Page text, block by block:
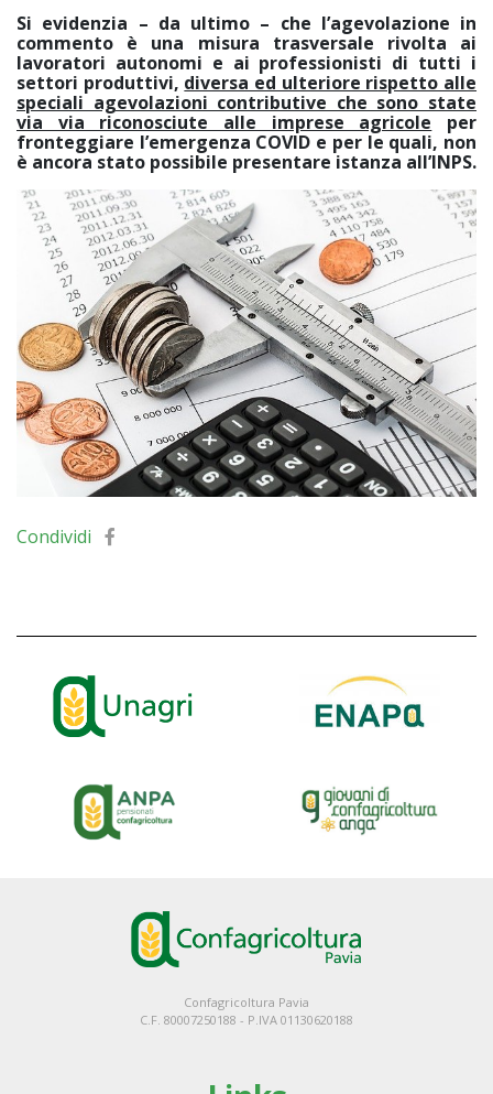
Si evidenzia – da ultimo – che l’agevolazione in
commento è una misura trasversale rivolta ai
lavoratori autonomi e ai professionisti di tutti i
settori produttivi, diversa ed ulteriore rispetto alle
speciali agevolazioni contributive che sono state
via via riconosciute alle imprese agricole per
fronteggiare l’emergenza COVID e per le quali, non
è ancora stato possibile presentare istanza all’INPS.
Condividi
Confagricoltura Pavia
C.F. 80007250188 - P.IVA 01130620188